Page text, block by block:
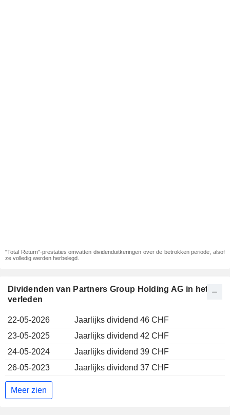
"Total Return"-prestaties omvatten dividenduitkeringen over de betrokken periode, alsof
ze volledig werden herbelegd.
Dividenden van Partners Group Holding AG in het
verleden
22-05-2026
Jaarlijks dividend 46 CHF
23-05-2025
Jaarlijks dividend 42 CHF
24-05-2024
Jaarlijks dividend 39 CHF
26-05-2023
Jaarlijks dividend 37 CHF
Meer zien